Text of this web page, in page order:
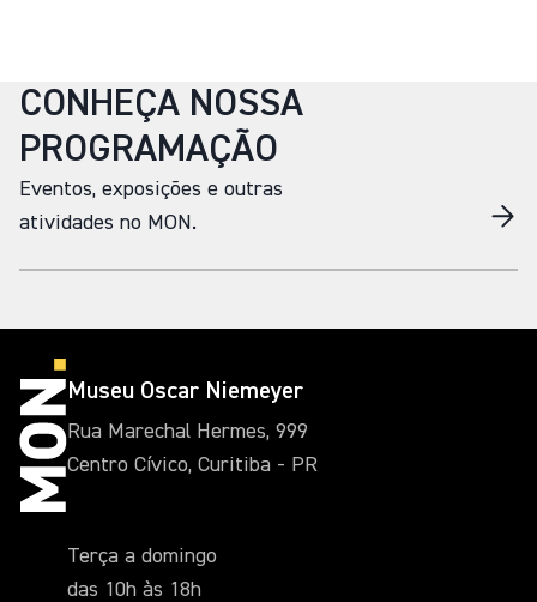
CONHEÇA NOSSA
PROGRAMAÇÃO
Eventos, exposições e outras
atividades no MON.
Museu Oscar Niemeyer
Rua Marechal Hermes, 999
Centro Cívico, Curitiba - PR
Terça a domingo
das 10h às 18h